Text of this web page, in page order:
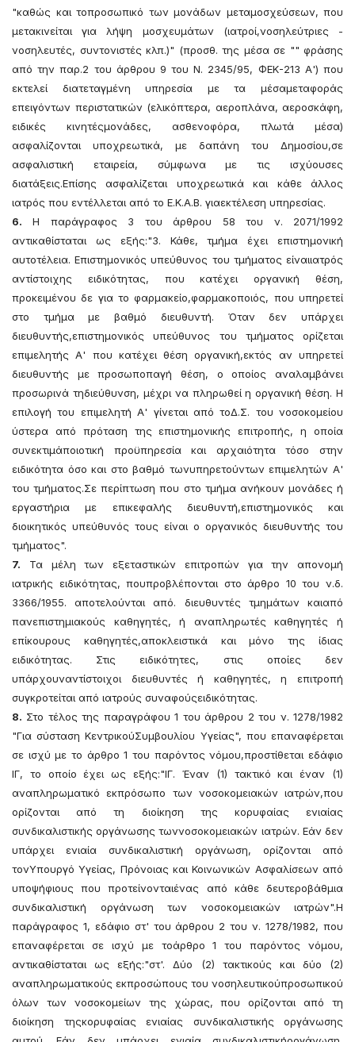
"καθώς και τοπροσωπικό των μονάδων μεταμοσχεύσεων, που
μετακινείται για λήψη μοσχευμάτων (ιατροί,νοσηλεύτριες -
νοσηλευτές, συντονιστές κλπ.)" (προσθ. της μέσα σε "" φράσης
από την παρ.2 του άρθρου 9 του Ν. 2345/95, ΦΕΚ-213 Α') που
εκτελεί διατεταγμένη υπηρεσία με τα μέσαμεταφοράς
επειγόντων περιστατικών (ελικόπτερα, αεροπλάνα, αεροσκάφη,
ειδικές κινητέςμονάδες, ασθενοφόρα, πλωτά μέσα)
ασφαλίζονται υποχρεωτικά, με δαπάνη του Δημοσίου,σε
ασφαλιστική εταιρεία, σύμφωνα με τις ισχύουσες
διατάξεις.Επίσης ασφαλίζεται υποχρεωτικά και κάθε άλλος
ιατρός που εντέλλεται από το Ε.Κ.Α.Β. γιαεκτέλεση υπηρεσίας.
6. Η παράγραφος 3 του άρθρου 58 του ν. 2071/1992
αντικαθίσταται ως εξής:"3. Κάθε, τμήμα έχει επιστημονική
αυτοτέλεια. Επιστημονικός υπεύθυνος του τμήματος είναιιατρός
αντίστοιχης ειδικότητας, που κατέχει οργανική θέση,
προκειμένου δε για το φαρμακείο,φαρμακοποιός, που υπηρετεί
στο τμήμα με βαθμό διευθυντή. Όταν δεν υπάρχει
διευθυντής,επιστημονικός υπεύθυνος του τμήματος ορίζεται
επιμελητής Α' που κατέχει θέση οργανική,εκτός αν υπηρετεί
διευθυντής με προσωποπαγή θέση, ο οποίος αναλαμβάνει
προσωρινά τηδιεύθυνση, μέχρι να πληρωθεί η οργανική θέση. Η
επιλογή του επιμελητή Α' γίνεται από τοΔ.Σ. του νοσοκομείου
ύστερα από πρόταση της επιστημονικής επιτροπής, η οποία
συνεκτιμάποιοτική προϋπηρεσία και αρχαιότητα τόσο στην
ειδικότητα όσο και στο βαθμό τωνυπηρετούντων επιμελητών Α'
του τμήματος.Σε περίπτωση που στο τμήμα ανήκουν μονάδες ή
εργαστήρια με επικεφαλής διευθυντή,επιστημονικός και
διοικητικός υπεύθυνός τους είναι ο οργανικός διευθυντής του
τμήματος".
7. Τα μέλη των εξεταστικών επιτροπών για την απονομή
ιατρικής ειδικότητας, πουπροβλέπονται στο άρθρο 10 του ν.δ.
3366/1955. αποτελούνται από. διευθυντές τμημάτων καιαπό
πανεπιστημιακούς καθηγητές, ή αναπληρωτές καθηγητές ή
επίκουρους καθηγητές,αποκλειστικά και μόνο της ίδιας
ειδικότητας. Στις ειδικότητες, στις οποίες δεν
υπάρχουναντίστοιχοι διευθυντές ή καθηγητές, η επιτροπή
συγκροτείται από ιατρούς συναφούςειδικότητας.
8. Στο τέλος της παραγράφου 1 του άρθρου 2 του ν. 1278/1982
"Για σύσταση ΚεντρικούΣυμβουλίου Υγείας", που επαναφέρεται
σε ισχύ με το άρθρο 1 του παρόντος νόμου,προστίθεται εδάφιο
ΙΓ, το οποίο έχει ως εξής:"ΙΓ. Έναν (1) τακτικό και έναν (1)
αναπληρωματικό εκπρόσωπο των νοσοκομειακών ιατρών,που
ορίζονται από τη διοίκηση της κορυφαίας ενιαίας
συνδικαλιστικής οργάνωσης τωννοσοκομειακών ιατρών. Εάν δεν
υπάρχει ενιαία συνδικαλιστική οργάνωση, ορίζονται από
τονΥπουργό Υγείας, Πρόνοιας και Κοινωνικών Ασφαλίσεων από
υποψήφιους που προτείνονταιένας από κάθε δευτεροβάθμια
συνδικαλιστική οργάνωση των νοσοκομειακών ιατρών".Η
παράγραφος 1, εδάφιο στ' του άρθρου 2 του ν. 1278/1982, που
επαναφέρεται σε ισχύ με τοάρθρο 1 του παρόντος νόμου,
αντικαθίσταται ως εξής:"στ'. Δύο (2) τακτικούς και δύο (2)
αναπληρωματικούς εκπροσώπους του νοσηλευτικούπροσωπικού
όλων των νοσοκομείων της χώρας, που ορίζονται από τη
διοίκηση τηςκορυφαίας ενιαίας συνδικαλιστικής οργάνωσης